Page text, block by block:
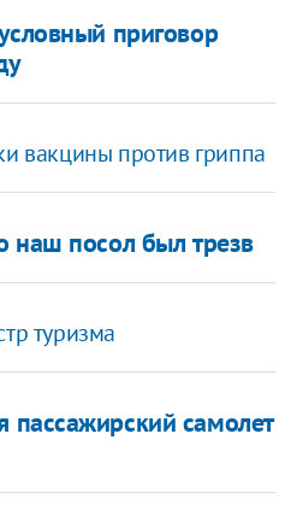
приговор
вакцины против гриппа
наш посол был трезв
туризма
пассажирский самолет